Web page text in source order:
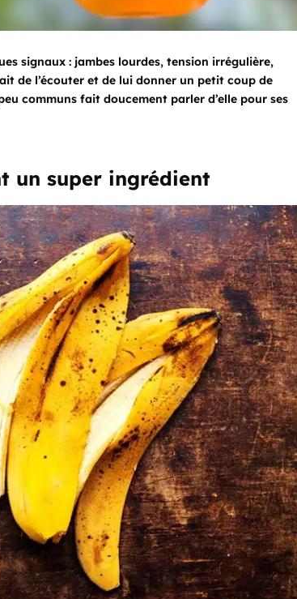
signaux : jambes lourdes, tension irrégulière,
de l’écouter et de lui donner un petit coup de
communs fait doucement parler d’elle pour ses
un super ingrédient